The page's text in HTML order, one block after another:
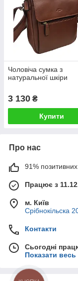
Чоловіча сумка з
натуральної шкіри
3 130 ₴
Купити
Про нас
91% позитивних
Працює з
м. Київ
Срібнокільска
Контакти
Сьогодні
Показати